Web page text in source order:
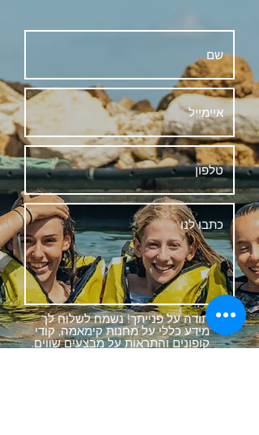
תודה על פנייתך! נשמח לשלוח לך
מידע כללי על מחנות קימאמה, קודי
קופונים והתראות על מבצעים שווים.